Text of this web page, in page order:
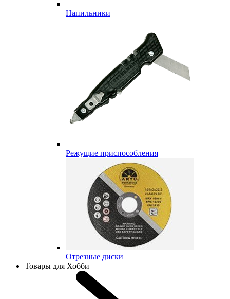
Напильники
Режущие приспособления
Отрезные диски
Товары для Хобби